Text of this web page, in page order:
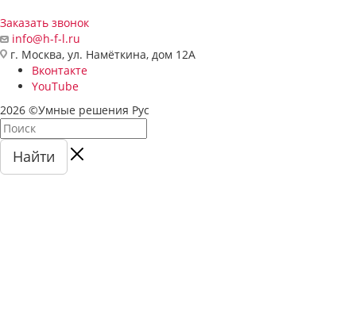
Заказать звонок
info@h-f-l.ru
г. Москва, ул. Намёткина, дом 12А
Вконтакте
YouTube
2026 ©Умные решения Рус
Найти